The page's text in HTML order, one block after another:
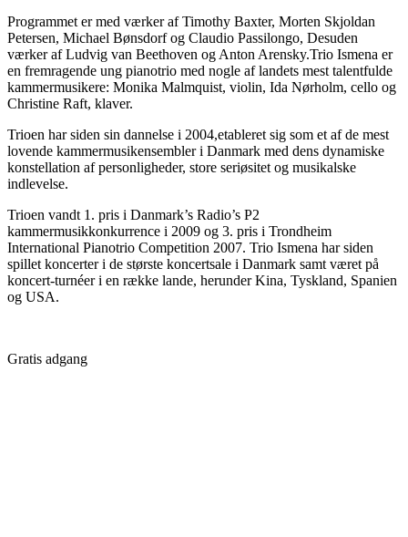
Programmet er med værker af Timothy Baxter, Morten Skjoldan
Petersen, Michael Bønsdorf og Claudio Passilongo, Desuden
værker af Ludvig van Beethoven og Anton Arensky.Trio Ismena er
en fremragende ung pianotrio med nogle af landets mest talentfulde
kammermusikere: Monika Malmquist, violin, Ida Nørholm, cello og
Christine Raft, klaver.
Trioen har siden sin dannelse i 2004,etableret sig som et af de mest
lovende kammermusikensembler i Danmark med dens dynamiske
konstellation af personligheder, store seriøsitet og musikalske
indlevelse.
Trioen vandt 1. pris i Danmark’s Radio’s P2
kammermusikkonkurrence i 2009 og 3. pris i Trondheim
International Pianotrio Competition 2007. Trio Ismena har siden
spillet koncerter i de største koncertsale i Danmark samt været på
koncert-turnéer i en række lande, herunder Kina, Tyskland, Spanien
og USA.
Gratis adgang